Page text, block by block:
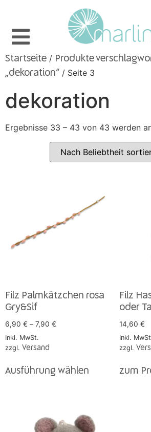
Startseite / Produkte
„dekoration“ / Seite 3
dekoration
Ergebnisse 33 – 43 von 43 werden
Filz Palmkätzchen rosa
Gry&Sif
6,90 € – 7,90 €
Inkl. MwSt.
zzgl. Versand
Ausführung wählen
Filz
oder
14,60 €
Inkl.
zzgl.
zum